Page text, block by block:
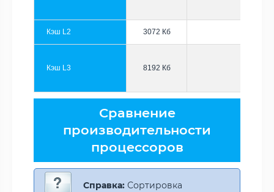
Кэш L2 3072 Кб
Кэш L3 8192 Кб
Сравнение
производительности
процессоров
Справка: Сортировка